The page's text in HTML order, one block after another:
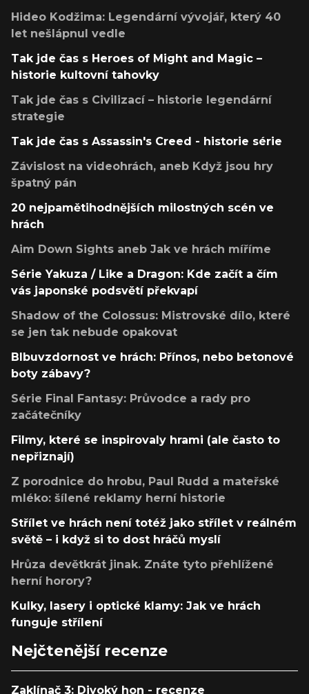
Hideo Kodžima: Legendární vývojář, který 40
let nešlápnul vedle
Tak jde čas s Heroes of Might and Magic –
historie kultovní tahovky
Tak jde čas s Civilizací – historie legendární
strategie
Tak jde čas s Assassin's Creed - historie série
Závislost na videohrách, aneb Když jsou hry
špatný pán
20 nejpamětihodnějších milostných scén ve
hrách
Aim Down Sights aneb Jak ve hrách míříme
Série Yakuza / Like a Dragon: Kde začít a čím
vás japonské podsvětí překvapí
Shadow of the Colossus: Mistrovské dílo, které
se jen tak nebude opakovat
Blbuvzdornost ve hrách: Přínos, nebo betonové
boty zábavy?
Série Final Fantasy: Průvodce a rady pro
začátečníky
Filmy, které se inspirovaly hrami (ale často to
nepřiznají)
Z porodnice do hrobu, Paul Rudd a mateřské
mléko: šílené reklamy herní historie
Střílet ve hrách není totéž jako střílet v reálném
světě – i když si to dost hráčů myslí
Hrůza devětkrát jinak. Znáte tyto přehlížené
herní horory?
Kulky, lasery i optické klamy: Jak ve hrách
funguje střílení
Nejčtenější recenze
Zaklínač 3: Divoký hon - recenze